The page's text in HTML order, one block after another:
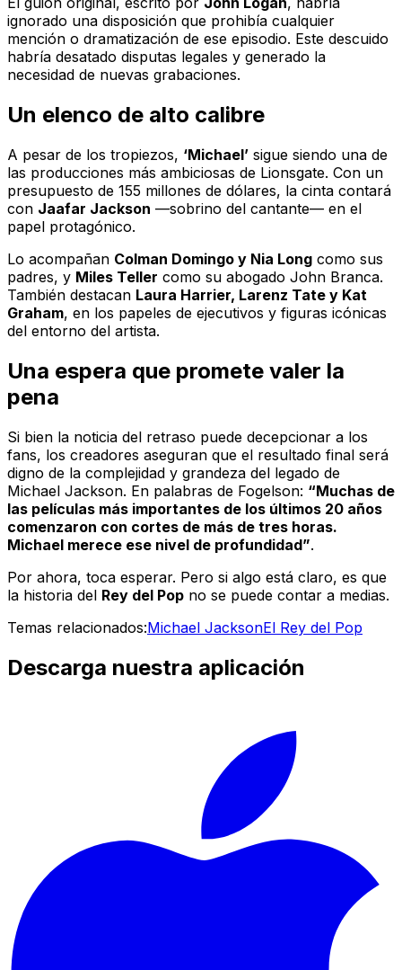
ignorado una disposición que prohibía cualquier
mención o dramatización de ese episodio. Este descuido
habría desatado disputas legales y generado la
necesidad de nuevas grabaciones.
Un elenco de alto calibre
A pesar de los tropiezos, ‘Michael’ sigue siendo una de
las producciones más ambiciosas de Lionsgate. Con un
presupuesto de 155 millones de dólares, la cinta contará
con Jaafar Jackson —sobrino del cantante— en el
papel protagónico.
Lo acompañan Colman Domingo y Nia Long como sus
padres, y Miles Teller como su abogado John Branca.
También destacan Laura Harrier, Larenz Tate y Kat
Graham, en los papeles de ejecutivos y figuras icónicas
del entorno del artista.
Una espera que promete valer la
pena
Si bien la noticia del retraso puede decepcionar a los
fans, los creadores aseguran que el resultado final será
digno de la complejidad y grandeza del legado de
Michael Jackson. En palabras de Fogelson: “Muchas de
las películas más importantes de los últimos 20 años
comenzaron con cortes de más de tres horas.
Michael merece ese nivel de profundidad”.
Por ahora, toca esperar. Pero si algo está claro, es que
la historia del Rey del Pop no se puede contar a medias.
Temas relacionados:Michael JacksonEl Rey del Pop
Descarga nuestra aplicación